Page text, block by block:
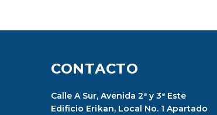
CONTACTO
Calle A Sur, Avenida 2ª y 3ª Este
Edificio Erikan, Local No. 1 Apartado